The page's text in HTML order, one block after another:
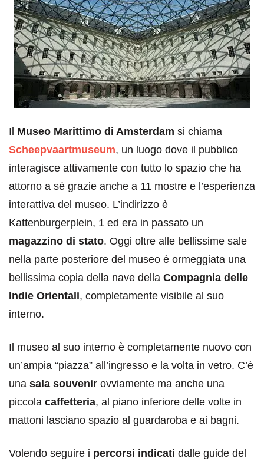
Il Museo Marittimo di Amsterdam si chiama
Scheepvaartmuseum, un luogo dove il pubblico
interagisce attivamente con tutto lo spazio che ha
attorno a sé grazie anche a 11 mostre e l’esperienza
interattiva del museo. L’indirizzo è
Kattenburgerplein, 1 ed era in passato un
magazzino di stato. Oggi oltre alle bellissime sale
nella parte posteriore del museo è ormeggiata una
bellissima copia della nave della Compagnia delle
Indie Orientali, completamente visibile al suo
interno.
Il museo al suo interno è completamente nuovo con
un’ampia “piazza” all’ingresso e la volta in vetro. C’è
una sala souvenir ovviamente ma anche una
piccola caffetteria, al piano inferiore delle volte in
mattoni lasciano spazio al guardaroba e ai bagni.
Volendo seguire i percorsi indicati dalle guide del